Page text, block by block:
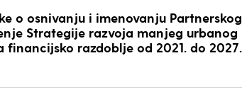
o osnivanju i imenovanju Partnerskog
Strategije razvoja manjeg urbanog
razdoblje od 2021. do 2027.